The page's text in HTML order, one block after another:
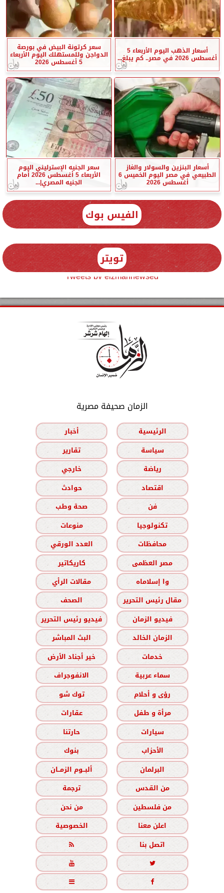
أسعار الذهب اليوم الأربعاء 5
أغسطس 2026 في مصر.. كم يبلغ...
سعر كرتونة البيض في بورصة
الدواجن وللمستهلك اليوم الأربعاء
5 أغسطس 2026
أسعار البنزين والسولار والغاز
الطبيعي في مصر اليوم الخميس 6
أغسطس 2026
سعر الجنيه الإسترليني اليوم
الأربعاء 5 أغسطس 2026 أمام
الجنيه المصري|...
الفيس بوك
تويتر
Tweets by elzmannewseg
الزمان صحيفة مصرية
الرئيسية
أخبار
سياسة
تقارير
رياضة
خارجي
اقتصاد
حوادث
فن
صحة وطب
تكنولوجيا
منوعات
محافظات
العدد الورقي
مصر العظمى
كاريكاتير
وا إسلاماه
مقالات الرأي
مقال رئيس التحرير
الصحف
فيديو الزمان
فيديو رئيس التحرير
الزمان الخالد
البث المباشر
خدمات
خير أجناد الأرض
سماء عربية
الانفوجراف
رؤى و أحلام
توك شو
مرأة و طفل
عقارات
سيارات
حارتنا
الأحزاب
بنوك
البرلمان
ألبــوم الزمــان
من القدس
ترجمة
من فلسطين
من نحن
اعلن معنا
الخصوصية
اتصل بنا




